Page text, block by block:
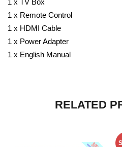
1 x TV Box
1 x Remote Control
1 x HDMI Cable
1 x Power Adapter
1 x English Manual
RELATED